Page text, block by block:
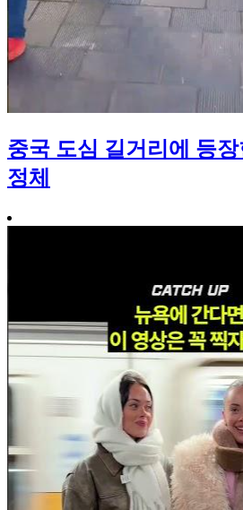
중국 도심 길거리에 등장
정체